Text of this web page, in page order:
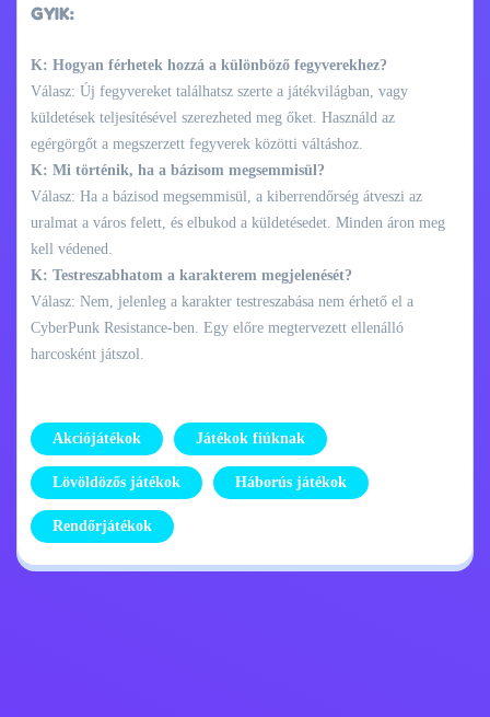
GYIK:
K: Hogyan férhetek hozzá a különböző fegyverekhez?
Válasz: Új fegyvereket találhatsz szerte a játékvilágban, vagy
küldetések teljesítésével szerezheted meg őket. Használd az
egérgörgőt a megszerzett fegyverek közötti váltáshoz.
K: Mi történik, ha a bázisom megsemmisül?
Válasz: Ha a bázisod megsemmisül, a kiberrendőrség átveszi az
uralmat a város felett, és elbukod a küldetésedet. Minden áron meg
kell védened.
K: Testreszabhatom a karakterem megjelenését?
Válasz: Nem, jelenleg a karakter testreszabása nem érhető el a
CyberPunk Resistance-ben. Egy előre megtervezett ellenálló
harcosként játszol.
Akciójátékok Játékok fiúknak
Lövöldözős játékok Háborús játékok
Rendőrjátékok